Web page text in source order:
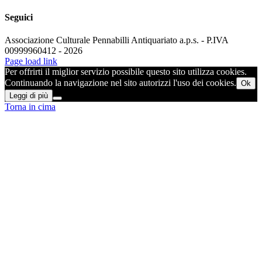
Seguici
Associazione Culturale Pennabilli Antiquariato a.p.s. - P.IVA
00999960412 - 2026
Page load link
Per offrirti il miglior servizio possibile questo sito utilizza cookies.
Continuando la navigazione nel sito autorizzi l'uso dei cookies. Ok
Leggi di più
Torna in cima